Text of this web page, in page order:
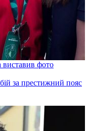
виставив фото
за престижний пояс